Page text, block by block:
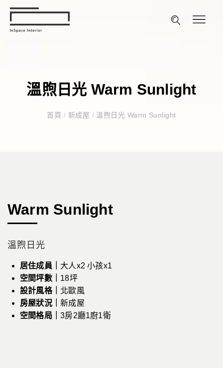
溫煦日光 Warm Sunlight
首頁 / 新成屋 / 溫煦日光 Warm Sunlight
Warm Sunlight
溫煦日光
居住成員｜ 大人x2 小孩x1
空間坪數｜ 18坪
設計風格｜ 北歐風
房屋狀況｜新成屋
空間格局｜3房2廳1廚1衛